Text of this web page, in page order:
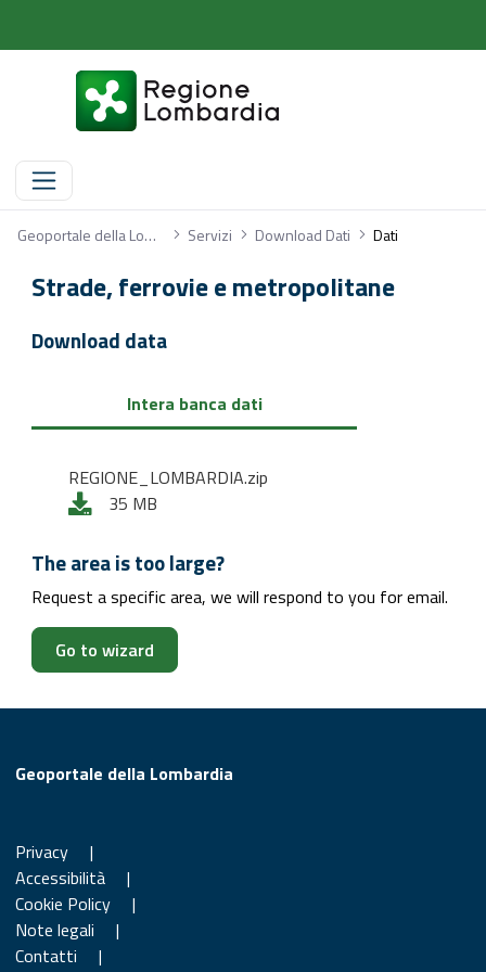
Dati Geoportale della Lombardia Servizi Download Dati Dati
Strade, ferrovie e metropolitane
Download data
Intera banca dati
REGIONE_LOMBARDIA.zip
35 MB
The area is too large?
Request a specific area, we will respond to you for email.
Go to wizard
Geoportale della Lombardia
Privacy
|
Accessibilità
|
Cookie Policy
|
Note legali
|
Contatti
|